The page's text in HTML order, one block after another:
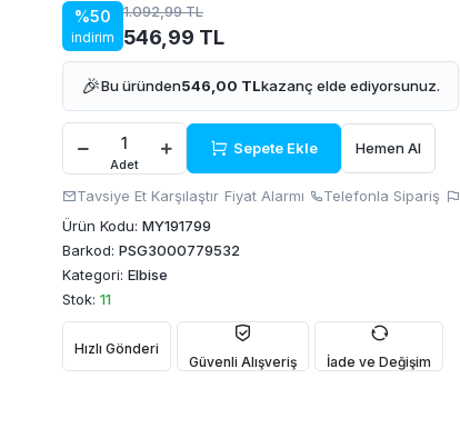
%50
indirim
1.092,99 TL
546,99 TL
🎉Bu üründen546,00 TLkazanç elde ediyorsunuz.
Adet
Sepete Ekle Hemen Al
Tavsiye Et Karşılaştır Fiyat Alarmı Telefonla Sipariş
Ürün Kodu: MY191799
Barkod: PSG3000779532
Kategori: Elbise
Stok: 11
Hızlı Gönderi
Güvenli Alışveriş
İade ve Değişim